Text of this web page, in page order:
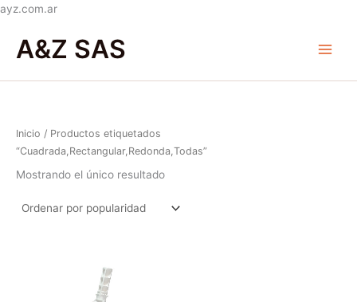
ayz.com.arIr
contenido
A&Z SAS
Menu
Inicio / Productos etiquetados
“Cuadrada,Rectangular,Redonda,Todas”
Mostrando el único resultado